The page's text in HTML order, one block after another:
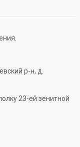
р-н, д.
23-ей зенитной